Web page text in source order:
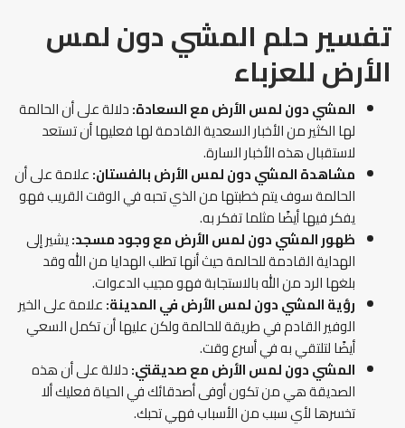
تفسير حلم المشي دون لمس
الأرضللعزباء
المشي دون لمس الأرض مع السعادة:دلالة على أن الحالمة
لها الكثير من الأخبار السعدية القادمة لها فعليها أن تستعد
لاستقبال هذه الأخبار السارة.
مشاهدة المشي دون لمس الأرض بالفستان:علامة على أن
الحالمة سوف يتم خطبتها من الذي تحبه في الوقت القريب فهو
يفكر فيها أيضًا مثلما تفكر به.
ظهور المشي دون لمس الأرض مع وجود مسجد:يشير إلى
الهداية القادمة للحالمة حيث أنها تطلب الهدايا من الله وقد
بلغها الرد من الله بالاستجابة فهو مجيب الدعوات.
رؤية المشي دون لمس الأرض في المدينة:علامة على الخير
الوفير القادم في طريقة للحالمة ولكن عليها أن تكمل السعي
أيضًا لتلتقي به في أسرع وقت.
المشي دون لمس الأرض مع صديقتي:دلالة على أن هذه
الصديقة هي من تكون أوفى أصدقائك في الحياة فعليك ألا
تخسرها لأي سبب من الأسباب فهي تحبك.